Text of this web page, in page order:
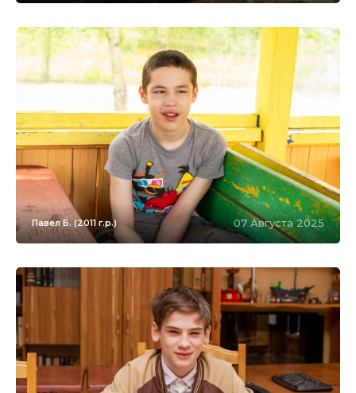
Павел Б. (2011 г.р.) 07 Августа 2025